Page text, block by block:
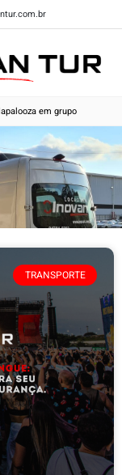
em grupo
TRANSPORTE